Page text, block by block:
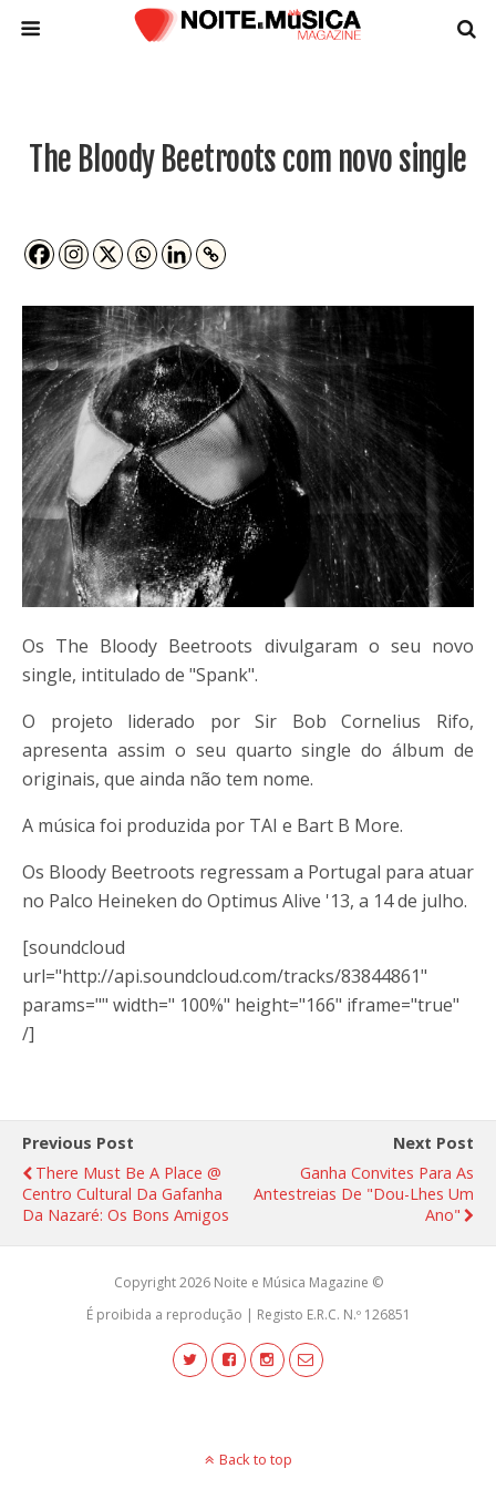
The Bloody Beetroots com novo single
Os The Bloody Beetroots divulgaram o seu novo
single, intitulado de "Spank".
O projeto liderado por Sir Bob Cornelius Rifo,
apresenta assim o seu quarto single do álbum de
originais, que ainda não tem nome.
A música foi produzida por TAI e Bart B More.
Os Bloody Beetroots regressam a Portugal para atuar
no Palco Heineken do Optimus Alive '13, a 14 de julho.
[soundcloud
url="http://api.soundcloud.com/tracks/83844861"
params="" width=" 100%" height="166" iframe="true"
/]
Previous Post
There Must Be A Place @
Centro Cultural Da Gafanha
Da Nazaré: Os Bons Amigos
Next Post
Ganha Convites Para As
Antestreias De "Dou-Lhes Um
Ano"
Copyright 2026 Noite e Música Magazine ©
É proibida a reprodução | Registo E.R.C. N.º 126851
Back to top